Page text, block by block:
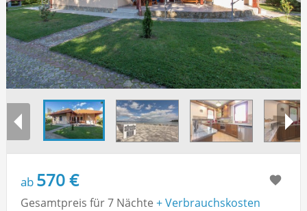
ab 570 €
Gesamtpreis für 7 Nächte + Verbrauchskosten